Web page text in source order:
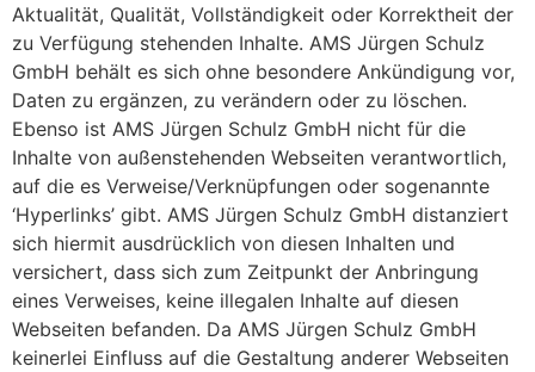
Aktualität, Qualität, Vollständigkeit oder Korrektheit der
zu Verfügung stehenden Inhalte. AMS Jürgen Schulz
GmbH behält es sich ohne besondere Ankündigung vor,
Daten zu ergänzen, zu verändern oder zu löschen.
Ebenso ist AMS Jürgen Schulz GmbH nicht für die
Inhalte von außenstehenden Webseiten verantwortlich,
auf die es Verweise/Verknüpfungen oder sogenannte
‘Hyperlinks’ gibt. AMS Jürgen Schulz GmbH distanziert
sich hiermit ausdrücklich von diesen Inhalten und
versichert, dass sich zum Zeitpunkt der Anbringung
eines Verweises, keine illegalen Inhalte auf diesen
Webseiten befanden. Da AMS Jürgen Schulz GmbH
keinerlei Einfluss auf die Gestaltung anderer Webseiten